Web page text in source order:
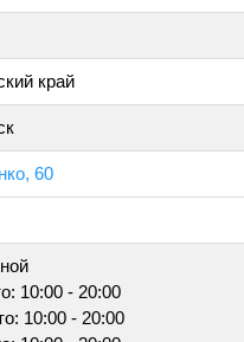
край
60
10:00 - 20:00
10:00 - 20:00